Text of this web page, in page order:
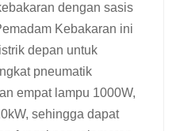
dengan sasis
Kebakaran ini
depan untuk
pneumatik
empat lampu 1000W,
sehingga dapat